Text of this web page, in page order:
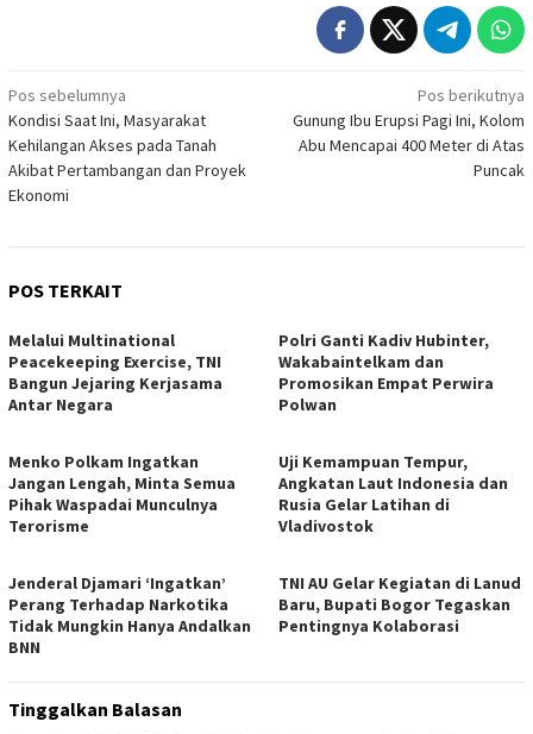
Navigasi
pos
Pos sebelumnya
Kondisi Saat Ini, Masyarakat
Kehilangan Akses pada Tanah
Akibat Pertambangan dan Proyek
Ekonomi
Pos berikutnya
Gunung Ibu Erupsi Pagi Ini, Kolom
Abu Mencapai 400 Meter di Atas
Puncak
POS TERKAIT
Melalui Multinational
Peacekeeping Exercise, TNI
Bangun Jejaring Kerjasama
Antar Negara
Polri Ganti Kadiv Hubinter,
Wakabaintelkam dan
Promosikan Empat Perwira
Polwan
Menko Polkam Ingatkan
Jangan Lengah, Minta Semua
Pihak Waspadai Munculnya
Terorisme
Uji Kemampuan Tempur,
Angkatan Laut Indonesia dan
Rusia Gelar Latihan di
Vladivostok
Jenderal Djamari ‘Ingatkan’
Perang Terhadap Narkotika
Tidak Mungkin Hanya Andalkan
BNN
TNI AU Gelar Kegiatan di Lanud
Baru, Bupati Bogor Tegaskan
Pentingnya Kolaborasi
Tinggalkan Balasan